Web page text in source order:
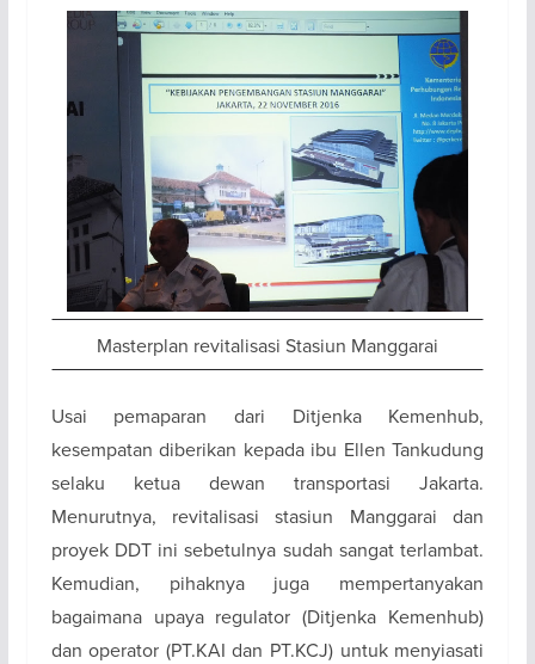
Masterplan revitalisasi Stasiun Manggarai
Usai pemaparan dari Ditjenka Kemenhub,
kesempatan diberikan kepada ibu Ellen Tankudung
selaku ketua dewan transportasi Jakarta.
Menurutnya, revitalisasi stasiun Manggarai dan
proyek DDT ini sebetulnya sudah sangat terlambat.
Kemudian, pihaknya juga mempertanyakan
bagaimana upaya regulator (Ditjenka Kemenhub)
dan operator (PT.KAI dan PT.KCJ) untuk menyiasati